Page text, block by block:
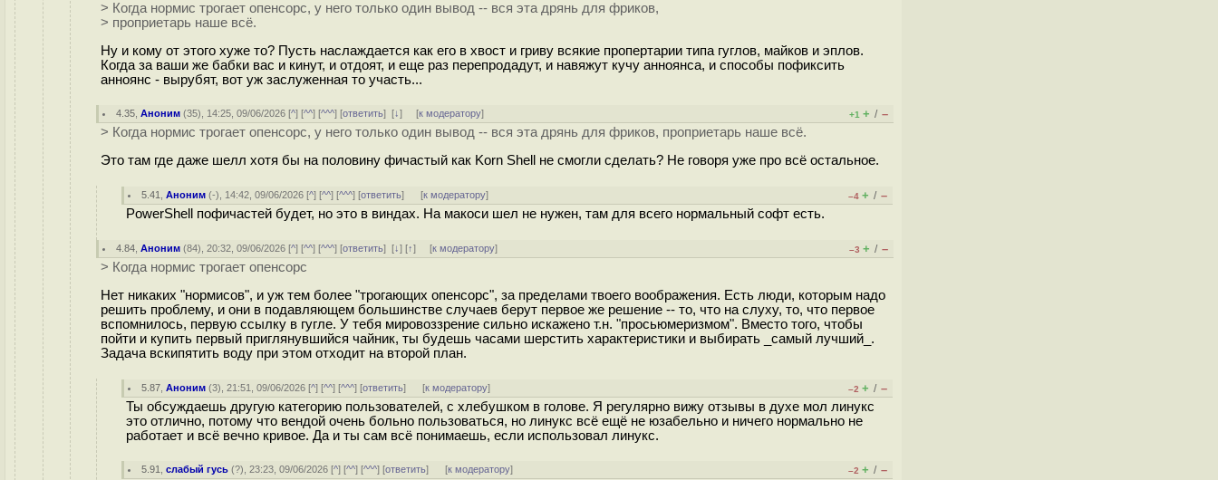
> Когда нормис трогает опенсорс, у него только один вывод -- вся эта дрянь для фриков,
> проприетарь наше всё.
Ну и кому от этого хуже то? Пусть наслаждается как его в хвост и гриву всякие пропертарии типа гуглов, майков и эплов.
Когда за ваши же бабки вас и кинут, и отдоят, и еще раз перепродадут, и навяжут кучу анноянса, и способы пофиксить
анноянс - вырубят, вот уж заслуженная то участь...
4.35 ,Аноним (35), 14:25, 09/06/2026 [^] [^^] [^^^] [ответить][↓] [к модератору] +1 + / –
> Когда нормис трогает опенсорс, у него только один вывод -- вся эта дрянь для фриков, проприетарь наше всё.
Это там где даже шелл хотя бы на половину фичастый как Korn Shell не смогли сделать? Не говоря уже про всё остальное.
5.41 ,Аноним (-), 14:42, 09/06/2026 [^] [^^] [^^^] [ответить] [к модератору] –4 + / –
PowerShell пофичастей будет, но это в виндах. На макоси шел не нужен, там для всего нормальный софт есть.
4.84 ,Аноним (84), 20:32, 09/06/2026 [^] [^^] [^^^] [ответить][↓] [↑] [к модератору] –3 + / –
> Когда нормис трогает опенсорс
Нет никаких "нормисов", и уж тем более "трогающих опенсорс", за пределами твоего воображения. Есть люди, которым надо
решить проблему, и они в подавляющем большинстве случаев берут первое же решение -- то, что на слуху, то, что первое
вспомнилось, первую ссылку в гугле. У тебя мировоззрение сильно искажено т.н. "просьюмеризмом". Вместо того, чтобы
пойти и купить первый приглянувшийся чайник, ты будешь часами шерстить характеристики и выбирать _самый лучший_.
Задача вскипятить воду при этом отходит на второй план.
5.87 ,Аноним (3), 21:51, 09/06/2026 [^] [^^] [^^^] [ответить] [к модератору] –2 + / –
Ты обсуждаешь другую категорию пользователей, с хлебушком в голове. Я регулярно вижу отзывы в духе мол линукс
это отлично, потому что вендой очень больно пользоваться, но линукс всё ещё не юзабельно и ничего нормально не
работает и всё вечно кривое. Да и ты сам всё понимаешь, если использовал линукс.
5.91 ,слабый гусь (?), 23:23, 09/06/2026 [^] [^^] [^^^] [ответить] [к модератору] –2 + / –